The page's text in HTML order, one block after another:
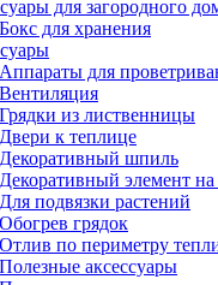
для загородного
Бокс для хранения
Аппараты для
Вентиляция
Грядки из лиственницы
Двери к теплице
Декоративный шпиль
Декоративный элемент
Для подвязки растений
Обогрев грядок
Отлив по периметру
Полезные аксессуары